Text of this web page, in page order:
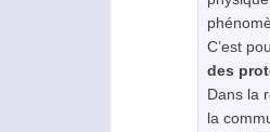
C’est
des
Dans la
la